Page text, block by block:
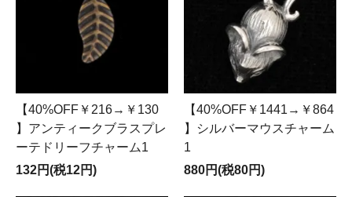
【40%OFF￥216→￥130
】アンティークブラスプレ
ーテドリーフチャーム1
132円(税12円)
【40%OFF￥1441→￥864
】シルバーマウスチャーム
1
880円(税80円)